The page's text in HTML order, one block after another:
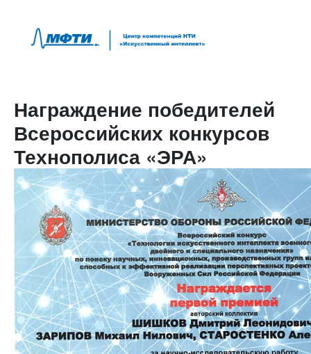
Награждение победителей
Всероссийских конкурсов
Технополиса «ЭРА»